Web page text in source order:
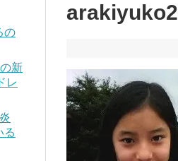
arakiyuko2
の
新
レ
る